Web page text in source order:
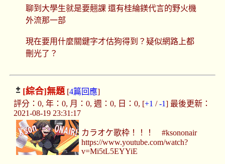
聊到大學生就是要翹課 還有桂綸鎂代言的野火機
外流那一部
現在要用什麼關鍵字才估狗得到？疑似網路上都
刪光了？
[綜合]無題[4篇回應]
評分：0, 年：0, 月：0, 週：0, 日：0, [+1 /-1] 最後更新：
2021-08-19 23:31:17
カラオケ歌枠！！！ #ksononair
https://www.youtube.com/watch?
v=Mi5tL5EYYiE